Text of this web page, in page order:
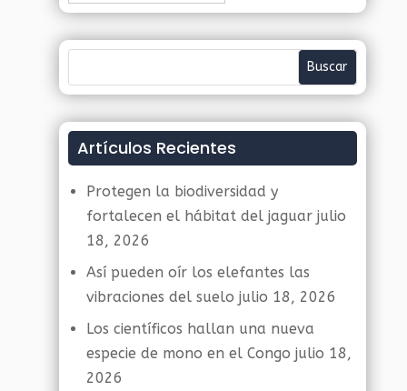
Artículos Recientes
Protegen la biodiversidad y
fortalecen el hábitat del jaguar julio
18, 2026
Así pueden oír los elefantes las
vibraciones del suelo julio 18, 2026
Los científicos hallan una nueva
especie de mono en el Congo julio 18,
2026